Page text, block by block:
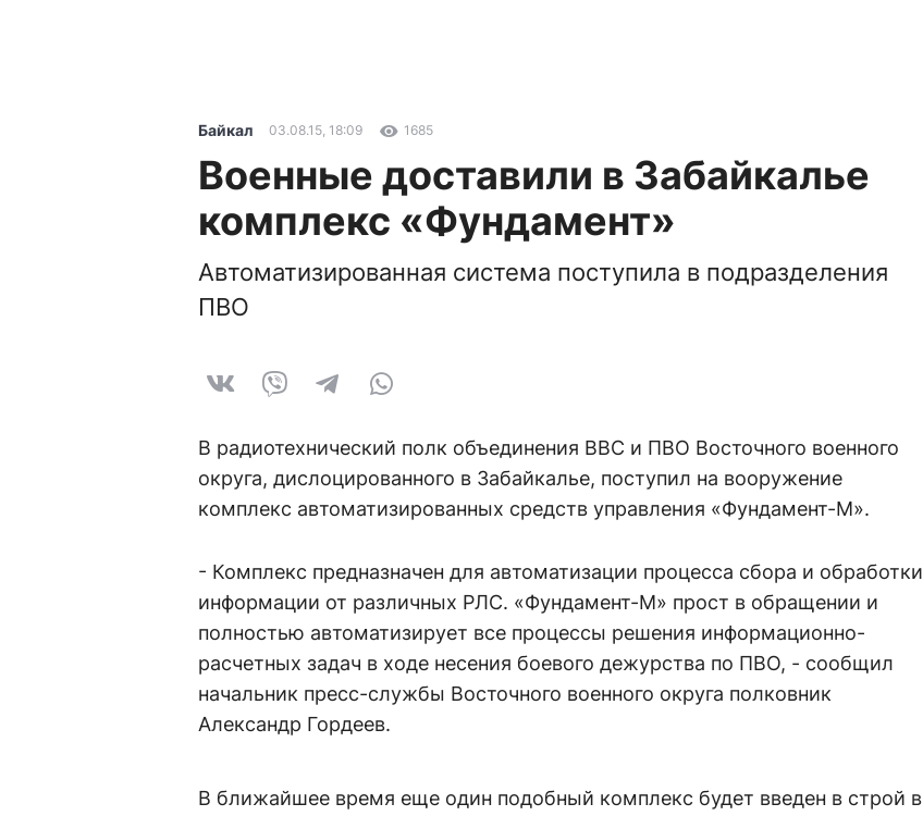
Байкал 03.08.15, 18:09 1685
Военные доставили в Забайкалье
комплекс «Фундамент»
Автоматизированная система поступила в подразделения
ПВО
В радиотехнический полк объединения ВВС и ПВО Восточного военного
округа, дислоцированного в Забайкалье, поступил на вооружение
комплекс автоматизированных средств управления «Фундамент-М».
- Комплекс предназначен для автоматизации процесса сбора и обработки
информации от различных РЛС. «Фундамент-М» прост в обращении и
полностью автоматизирует все процессы решения информационно-
расчетных задач в ходе несения боевого дежурства по ПВО, - сообщил
начальник пресс-службы Восточного военного округа полковник
Александр Гордеев.
В ближайшее время еще один подобный комплекс будет введен в строй в